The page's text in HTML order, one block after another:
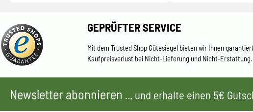
GEPRÜFTER SERVICE
Mit dem Trusted Shop Gütesiegel bieten wir Ihnen
Kaufpreisverlust bei Nicht-Lieferung und Nicht-Erstattung.
Newsletter abonnieren ... und erhalte einen 5€